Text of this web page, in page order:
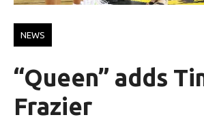
NEWS
“Queen” adds
Frazier